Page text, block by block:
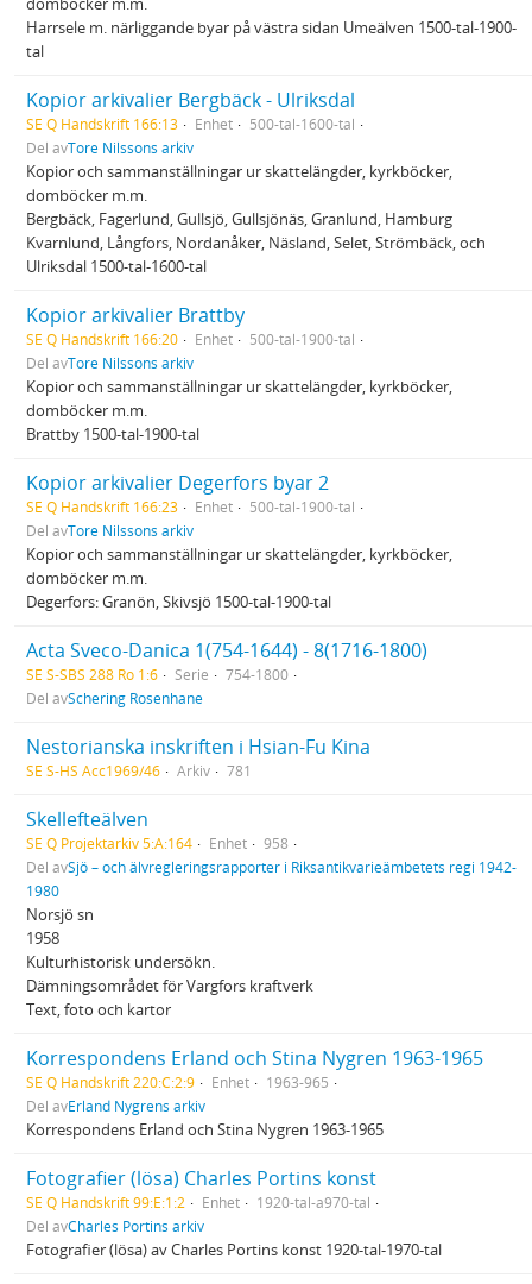
Harrsele m. närliggande byar på västra sidan Umeälven 1500-tal-1900-
tal
Kopior arkivalier Bergbäck - Ulriksdal
SE Q Handskrift 166:13 Enhet
500-tal-1600-tal
Del avTore Nilssons arkiv
Kopior och sammanställningar ur skattelängder, kyrkböcker,
domböcker m.m.
Bergbäck, Fagerlund, Gullsjö, Gullsjönäs, Granlund, Hamburg
Kvarnlund, Långfors, Nordanåker, Näsland, Selet, Strömbäck, och
Ulriksdal 1500-tal-1600-tal
Kopior arkivalier Brattby
SE Q Handskrift 166:20 Enhet
500-tal-1900-tal
Del avTore Nilssons arkiv
Kopior och sammanställningar ur skattelängder, kyrkböcker,
domböcker m.m.
Brattby 1500-tal-1900-tal
Kopior arkivalier Degerfors byar 2
SE Q Handskrift 166:23 Enhet
500-tal-1900-tal
Del avTore Nilssons arkiv
Kopior och sammanställningar ur skattelängder, kyrkböcker,
domböcker m.m.
Degerfors: Granön, Skivsjö 1500-tal-1900-tal
Acta Sveco-Danica 1(754-1644) - 8(1716-1800)
SE S-SBS 288 Ro 1:6 Serie
754-1800
Del avSchering Rosenhane
Nestorianska inskriften i Hsian-Fu Kina
SE S-HS Acc1969/46 Arkiv 781
Skellefteälven
SE Q Projektarkiv 5:A:164 Enhet
958
Del avSjö – och älvregleringsrapporter i Riksantikvarieämbetets regi 1942-
1980
Norsjö sn
1958
Kulturhistorisk undersökn.
Dämningsområdet för Vargfors kraftverk
Text, foto och kartor
Korrespondens Erland och Stina Nygren 1963-1965
SE Q Handskrift 220:C:2:9 Enhet
1963-965
Del avErland Nygrens arkiv
Korrespondens Erland och Stina Nygren 1963-1965
Fotografier (lösa) Charles Portins konst
SE Q Handskrift 99:E:1:2 Enhet
1920-tal-a970-tal
Del avCharles Portins arkiv
Fotografier (lösa) av Charles Portins konst 1920-tal-1970-tal